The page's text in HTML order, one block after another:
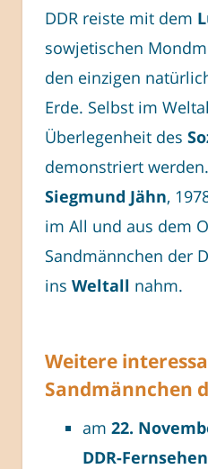
DDR reiste mit dem
sowjetischen
den einzigen
Erde. Selbst im
Überlegenheit des
demonstriert
Siegmund Jähn,
im All und aus dem
Sandmännchen der
ins Weltall nahm.
Weitere
Sandmännchen
am 22.
DDR-Fernsehen